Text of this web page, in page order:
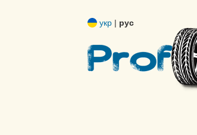
укр | рус